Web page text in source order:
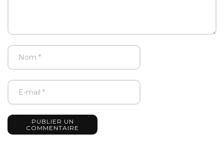
PUBLIER UN
COMMENTAIRE